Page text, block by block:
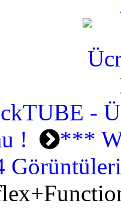
-
!
***
Görüntüleri